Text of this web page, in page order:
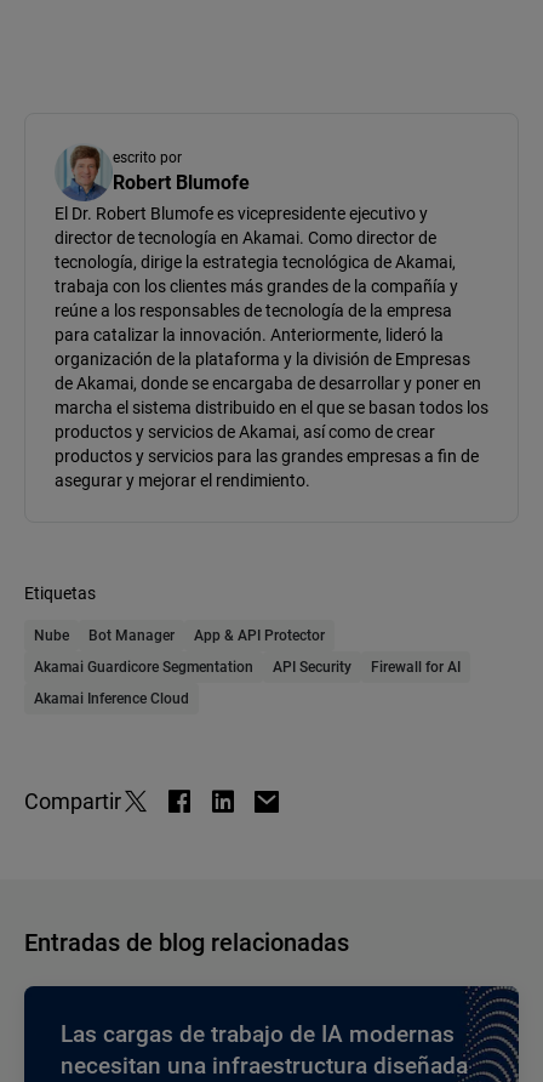
escrito por
Robert Blumofe
El Dr. Robert Blumofe es vicepresidente ejecutivo y
director de tecnología en Akamai. Como director de
tecnología, dirige la estrategia tecnológica de Akamai,
trabaja con los clientes más grandes de la compañía y
reúne a los responsables de tecnología de la empresa
para catalizar la innovación. Anteriormente, lideró la
organización de la plataforma y la división de Empresas
de Akamai, donde se encargaba de desarrollar y poner en
marcha el sistema distribuido en el que se basan todos los
productos y servicios de Akamai, así como de crear
productos y servicios para las grandes empresas a fin de
asegurar y mejorar el rendimiento.
Etiquetas
Nube Bot Manager
App & API Protector
Akamai Guardicore Segmentation
API Security
Firewall for AI
Akamai Inference Cloud
Compartir
Entradas de blog relacionadas
Las cargas de trabajo de IA modernas
necesitan una infraestructura diseñada